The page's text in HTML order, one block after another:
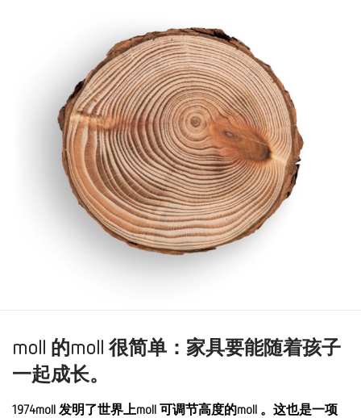
moll 的moll 很简单：家具要能随着孩子
一起成长。
1974moll 发明了世界上moll 可调节高度的moll 。这也是一项